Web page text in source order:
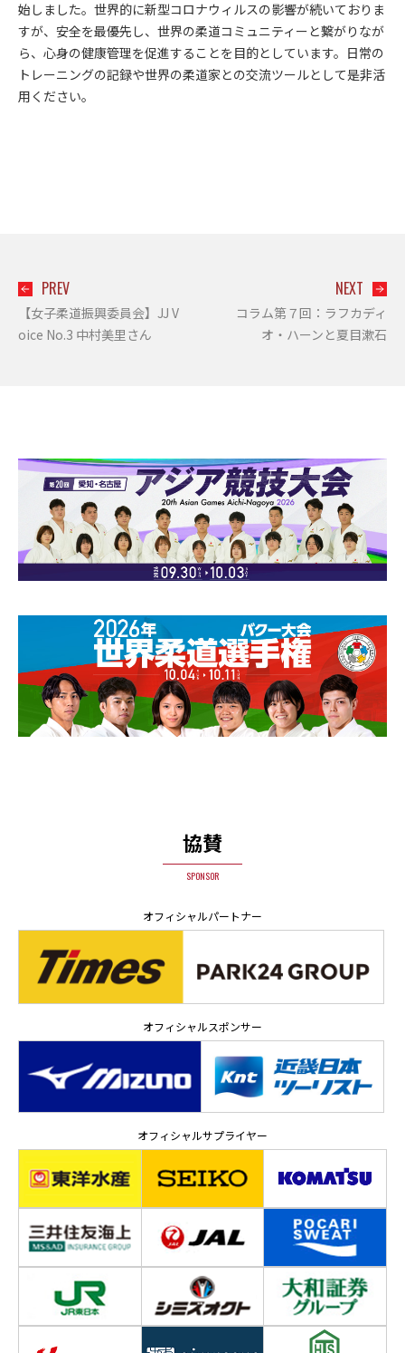
始しました。世界的に新型コロナウィルスの影響が続いておりま
すが、安全を最優先し、世界の柔道コミュニティーと繋がりなが
ら、心身の健康管理を促進することを目的としています。日常の
トレーニングの記録や世界の柔道家との交流ツールとして是非活
用ください。
PREV
【女子柔道振興委員会】JJ V
oice No.3 中村美里さん
NEXT
コラム第７回：ラフカディ
オ・ハーンと夏目漱石
協賛
SPONSOR
オフィシャルパートナー
オフィシャルスポンサー
オフィシャルサプライヤー